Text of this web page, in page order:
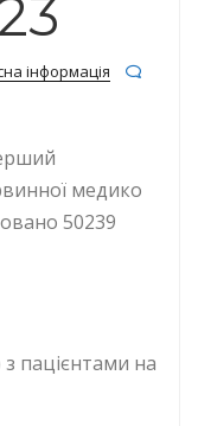
інформація
медико
50239
з пацієнтами на